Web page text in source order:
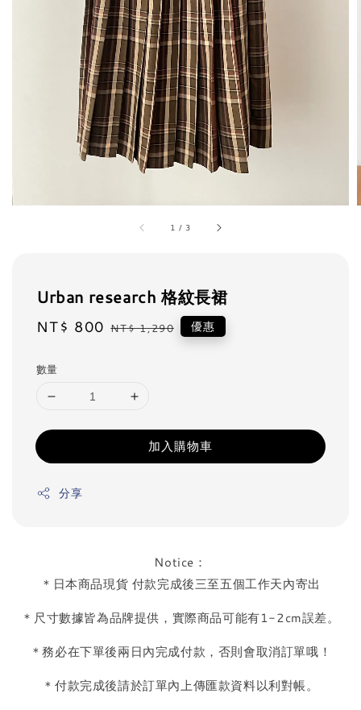
1 / 3
Urban research 格紋長裙
Sale
NT$ 800 Regular
NT$ 1,290 優惠
數量
加入購物車
分享
Notice：
＊日本商品現貨 付款完成後三至五個工作天內寄出
＊尺寸數據皆為品牌提供，實際商品可能有1-2cm誤差。
＊務必在下單後兩日內完成付款，否則會取消訂單哦！
＊付款完成後請於訂單內上傳匯款資料以利對帳。